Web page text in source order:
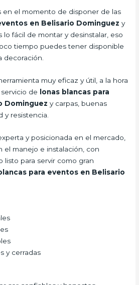
en el momento de disponer de las
en Belisario Dominguez y
lo fácil de montar y desinstalar, eso
tiempo puedes tener disponible
decoración.
muy eficaz y útil, a la hora
de
lonas blancas para
Dominguez y carpas, buenas
y resistencia.
y posicionada en el mercado,
el manejo e instalación, con
listo para servir como gran
para eventos en Belisario
y cerradas